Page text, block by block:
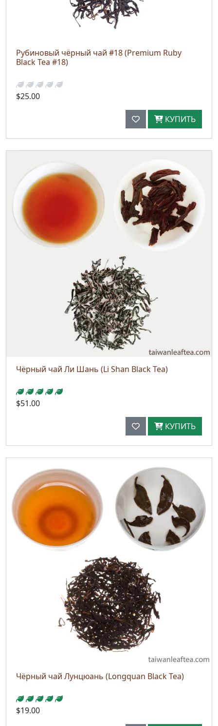
Рубиновый чёрный чай #18 (Premium Ruby
Black Tea #18)
$25.00
КУПИТЬ
Чёрный чай Ли Шань (Li Shan Black Tea)
$51.00
КУПИТЬ
Чёрный чай Лунцюань (Longquan Black Tea)
$19.00